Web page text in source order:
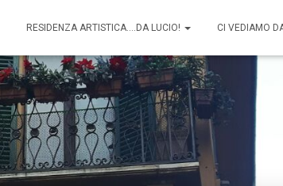
RESIDENZA ARTISTICA….DA LUCIO! CI VEDIAMO